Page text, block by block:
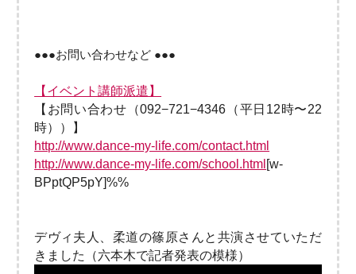
●●●お問い合わせなど ●●●
【イベント講師派遣】
【お問い合わせ（092−721−4346（平日12時〜22
時））】
http://www.dance-my-life.com/contact.html
http://www.dance-my-life.com/school.html [w-
BPptQP5pY]%%
デヴィ夫人、柔道の篠原さんと共演させていただ
きました（六本木で記者発表の模様）